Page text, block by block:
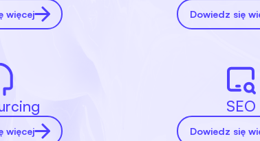
więcej Dowiedz się
więcej
SEO
Dowiedz się